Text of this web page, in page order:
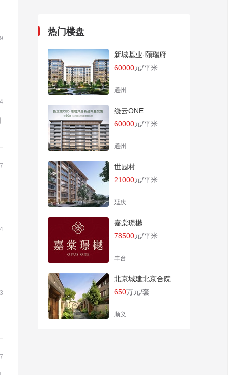
热门楼盘
新城基业·颐瑞府
60000元/平米
通州
缦云ONE
60000元/平米
通州
世园村
21000元/平米
延庆
嘉棠璟樾
78500元/平米
丰台
北京城建北京合院
650万元/套
顺义